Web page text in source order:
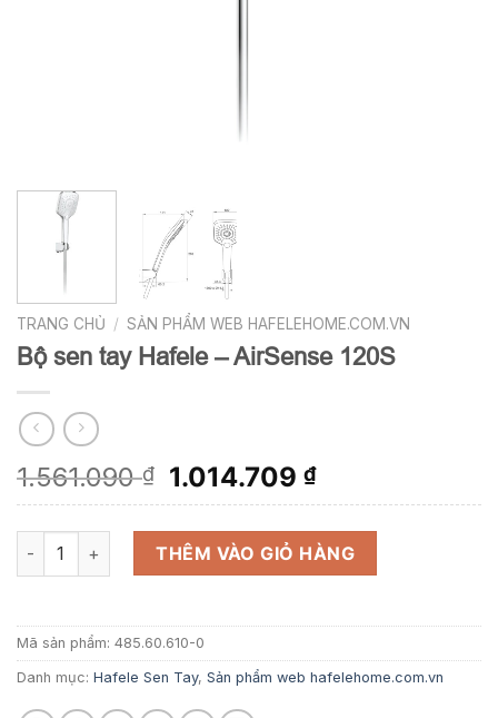
TRANG CHỦ / SẢN PHẨM WEB HAFELEHOME.COM.VN
Bộ sen tay Hafele – AirSense 120S
1.561.090₫
Giá
gốc
là:
1.561.090 ₫.
1.014.709₫Giá
hiện
tại
là:
1.014.709 ₫.
Bộ sen tay Hafele - AirSense 120S số lượng
THÊM VÀO GIỎ HÀNG
Mã sản phẩm: 485.60.610-0
Danh mục: Hafele Sen Tay, Sản phẩm web hafelehome.com.vn